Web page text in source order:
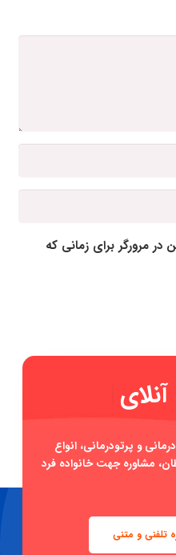
در مرورگر برای زمانی که
|
و پرتودرمانی، انواع
مشاوره جهت خانواده فرد
تلفنی و متنی